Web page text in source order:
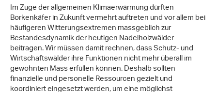
Im Zuge der allgemeinen Klimaerwärmung dürften
Borkenkäfer in Zukunft vermehrt auftreten und vor allem bei
häufigeren Witterungsextremen massgeblich zur
Bestandesdynamik der heutigen Nadelholzwälder
beitragen. Wir müssen damit rechnen, dass Schutz- und
Wirtschaftswälder ihre Funktionen nicht mehr überall im
gewohnten Mass erfüllen können. Deshalb sollten
finanzielle und personelle Ressourcen gezielt und